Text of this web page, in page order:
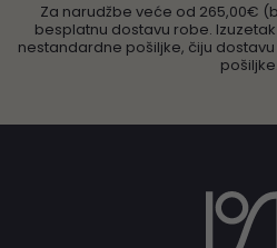
Za narudžbe veće od 265,00€
besplatnu dostavu robe.
nestandardne pošiljke, čiju
pošiljke.